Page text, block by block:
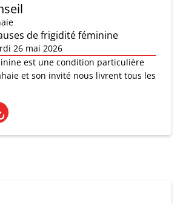
de frigidité féminine
26 mai 2026
est une condition particulière
et son invité nous livrent tous les